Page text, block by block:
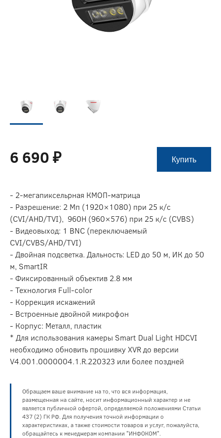
6 690 ₽ Купить
- 2-мегапиксельрная КМОП-матрица
- Разрешение: 2 Мп (1920×1080) при 25 к/c
(CVI/AHD/TVI), 960H (960×576) при 25 к/с (CVBS)
- Видеовыход: 1 BNC (переключаемый
CVI/CVBS/AHD/TVI)
- Двойная подсветка. Дальность: LED до 50 м, ИК до 50
м, SmartIR
- Фиксированный объектив 2.8 мм
- Технология Full-color
- Коррекция искажений
- Встроенные двойной микрофон
- Корпус: Металл, пластик
* Для использования камеры Smart Dual Light HDCVI
необходимо обновить прошивку XVR до версии
V4.001.0000004.1.R.220323 или более поздней
Обращаем ваше внимание на то, что вся информация,
размещенная на сайте, носит информационный характер и не
является публичной офертой, определяемой положениями Статьи
437 (2) ГК РФ. Для получения точной информации о
характеристиках, а также стоимости товаров и услуг, пожалуйста,
обращайтесь к менеджерам компании "ИНФОКОМ".